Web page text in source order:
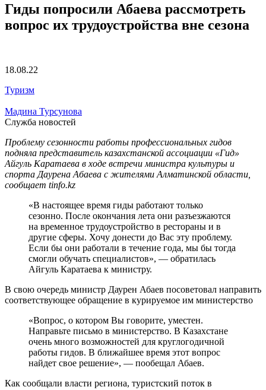
Гиды попросили Абаева рассмотреть
вопрос их трудоустройства вне сезона
18.08.22
Туризм
Мадина Турсунова
Служба новостей
Проблему сезонности работы профессиональных гидов
подняла представитель казахстанской ассоциации «Гид»
Айгуль Каратаева в ходе встречи министра культуры и
спорта Даурена Абаева с жителями Алматинской области,
сообщает tinfo.kz
«В настоящее время гиды работают только
сезонно. После окончания лета они разъезжаются
на временное трудоустройство в рестораны и в
другие сферы. Хочу донести до Вас эту проблему.
Если бы они работали в течение года, мы бы тогда
смогли обучать специалистов», — обратилась
Айгуль Каратаева к министру.
В свою очередь министр Даурен Абаев посоветовал направить
соответствующее обращение в курируемое им министерство
«Вопрос, о котором Вы говорите, уместен.
Направьте письмо в министерство. В Казахстане
очень много возможностей для круглогодичной
работы гидов. В ближайшее время этот вопрос
найдет свое решение», — пообещал Абаев.
Как сообщали власти региона, туристский поток в